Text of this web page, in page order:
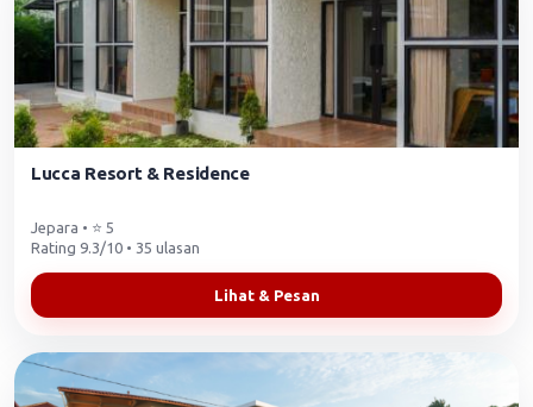
Lucca Resort & Residence
Jepara • ⭐ 5
Rating 9.3/10 • 35 ulasan
Lihat & Pesan